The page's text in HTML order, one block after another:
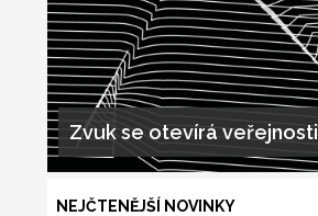
Zvuk se otevírá veřejnosti
NEJČTENĚJŠÍ NOVINKY